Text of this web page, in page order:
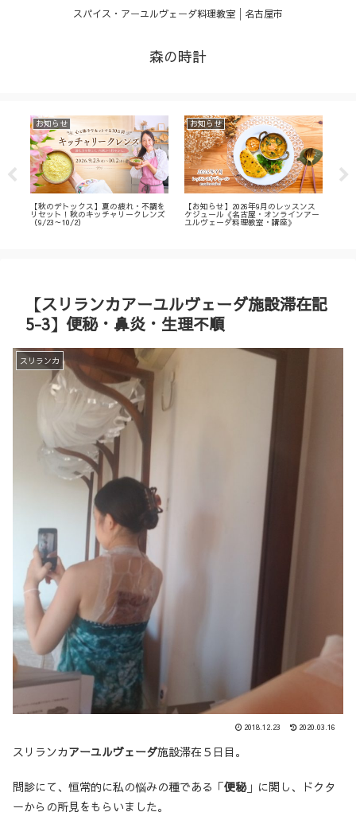
スパイス・アーユルヴェーダ料理教室│名古屋市
森の時計
お知らせ
【秋のデトックス】夏の疲れ・不調を
リセット！秋のキッチャリークレンズ
（9/23～10/2）
お知らせ
【お知らせ】2026年9月のレッスンス
ケジュール《名古屋・オンラインアー
ユルヴェーダ料理教室・講座》
【スリランカアーユルヴェーダ施設滞在記
5-3】便秘・鼻炎・生理不順
スリランカ
2018.12.23 2020.03.16
スリランカアーユルヴェーダ施設滞在５日目。
問診にて、恒常的に私の悩みの種である「便秘」に関し、ドクタ
ーからの所見をもらいました。